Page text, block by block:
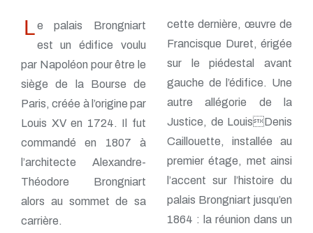
Le palais Brongniart
est un édifice voulu
par Napoléon pour être le
siège de la Bourse de
Paris, créée à l’origine par
Louis XV en 1724. Il fut
commandé en 1807 à
l’architecte Alexandre-
Théodore Brongniart
alors au sommet de sa
carrière.
cette dernière, œuvre de
Francisque Duret, érigée
sur le piédestal avant
gauche de l’édifice. Une
autre allégorie de la
Justice, de LouisDenis
Caillouette, installée au
premier étage, met ainsi
l’accent sur l’histoire du
palais Brongniart jusqu’en
1864 : la réunion dans un